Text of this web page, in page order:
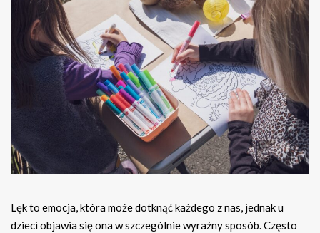
Lęk to emocja, która może dotknąć każdego z nas, jednak u
dzieci objawia się ona w szczególnie wyraźny sposób. Często